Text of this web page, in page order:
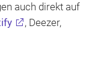
auch direkt auf
, Deezer,